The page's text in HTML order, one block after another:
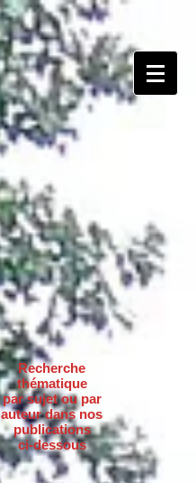
Recherche
thématique
par sujet ou par
auteur dans nos
publications
ci-dessous